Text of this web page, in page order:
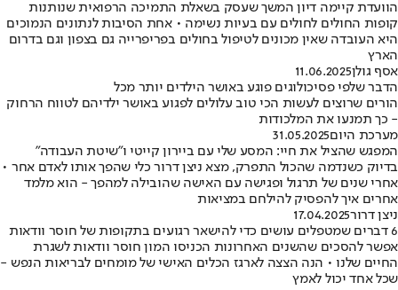
הוועדת קיימה דיון המשך שעסק בשאלת התמיכה הרפואית שנותנות
קופות החולים לחולים עם בעיות נשימה • אחת הסיבות לנתונים הנמוכים
היא העובדה שאין מכונים לטיפול בחולים בפריפרייה גם בצפון וגם בדרום
הארץ
אסף גולן11.06.2025
הדבר שלפי פסיכולוגים פוגע באושר הילדים יותר מכל
הורים שרוצים לעשות הכי טוב עלולים לפגוע באושר ילדיהם לטווח הרחוק
- כך תמנעו את המלכודות
מערכת היום31.05.2025
המפגש שהציל את חיי: המסע שלי עם ביירון קייטי ו"שיטת העבודה"
בדיוק כשנדמה שהכול התפרק, מצא ניצן דרור כלי שהפך אותו לאדם אחר •
אחרי שנים של תרגול ופגישה עם האישה שהובילה למהפך - הוא מלמד
אחרים איך להפסיק להילחם במציאות
ניצן דרור17.04.2025
6 דברים שמטפלים עושים כדי להישאר רגועים בתקופות של חוסר וודאות
אפשר להסכים שהשנים האחרונות הכניסו המון חוסר וודאות לשגרת
החיים שלנו • הנה הצצה לארגז הכלים האישי של מומחים לבריאות הנפש -
שכל אחד יכול לאמץ